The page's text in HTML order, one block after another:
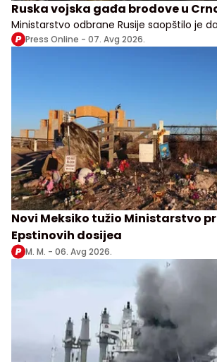
Ruska vojska gađa brodove u
Ministarstvo odbrane Rusije saopštilo je
izvele udare na vojne, transportne i
Press Online - 07. Avg 2026.
Novi Meksiko tužio Ministarstvo
Epstinovih dosijea
M. M. - 06. Avg 2026.